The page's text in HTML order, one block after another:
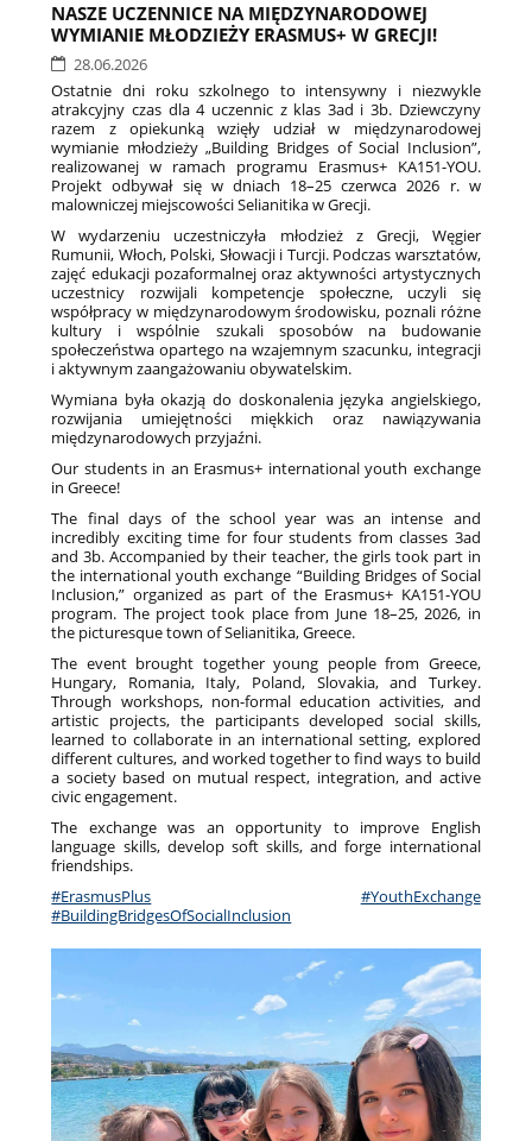
NASZE UCZENNICE NA MIĘDZYNARODOWEJ
WYMIANIE MŁODZIEŻY ERASMUS+ W GRECJI!
28.06.2026
Ostatnie dni roku szkolnego to intensywny i niezwykle
atrakcyjny czas dla 4 uczennic z klas 3ad i 3b. Dziewczyny
razem z opiekunką wzięły udział w międzynarodowej
wymianie młodzieży „Building Bridges of Social Inclusion”,
realizowanej w ramach programu Erasmus+ KA151-YOU.
Projekt odbywał się w dniach 18–25 czerwca 2026 r. w
malowniczej miejscowości Selianitika w Grecji.
W wydarzeniu uczestniczyła młodzież z Grecji, Węgier
Rumunii, Włoch, Polski, Słowacji i Turcji. Podczas warsztatów,
zajęć edukacji pozaformalnej oraz aktywności artystycznych
uczestnicy rozwijali kompetencje społeczne, uczyli się
współpracy w międzynarodowym środowisku, poznali różne
kultury i wspólnie szukali sposobów na budowanie
społeczeństwa opartego na wzajemnym szacunku, integracji
i aktywnym zaangażowaniu obywatelskim.
Wymiana była okazją do doskonalenia języka angielskiego,
rozwijania umiejętności miękkich oraz nawiązywania
międzynarodowych przyjaźni.
Our students in an Erasmus+ international youth exchange
in Greece!
The final days of the school year was an intense and
incredibly exciting time for four students from classes 3ad
and 3b. Accompanied by their teacher, the girls took part in
the international youth exchange “Building Bridges of Social
Inclusion,” organized as part of the Erasmus+ KA151-YOU
program. The project took place from June 18–25, 2026, in
the picturesque town of Selianitika, Greece.
The event brought together young people from Greece,
Hungary, Romania, Italy, Poland, Slovakia, and Turkey.
Through workshops, non-formal education activities, and
artistic projects, the participants developed social skills,
learned to collaborate in an international setting, explored
different cultures, and worked together to find ways to build
a society based on mutual respect, integration, and active
civic engagement.
The exchange was an opportunity to improve English
language skills, develop soft skills, and forge international
friendships.
#ErasmusPlus
#YouthExchange
#BuildingBridgesOfSocialInclusion